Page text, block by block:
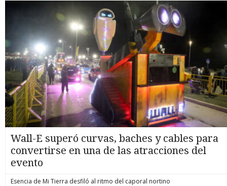
Wall-E superó curvas, baches y cables para
convertirse en una de las atracciones del
evento
Esencia de Mi Tierra desfiló al ritmo del caporal nortino